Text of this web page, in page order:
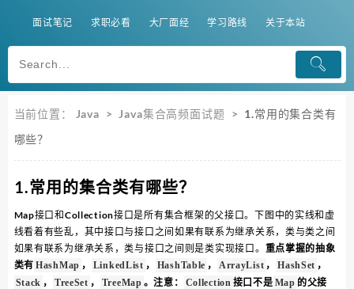
面试笔记 求职必看 大厂面经 学习路线 关于本站
当前位置： Java > Java集合高频面试题 > 1.常用的集合类有
哪些？
1.常用的集合类有哪些？
Map接口和Collection接口是所有集合框架的父接口。下图中的实线和虚
线看着有些乱，其中接口与接口之间如果有联系为继承关系，类与类之间
如果有联系为继承关系，类与接口之间则是类实现接口。 重点掌握的抽象
类有 HashMap ， LinkedList ， HashTable ， ArrayList ， HashSet ，
Stack ， TreeSet ， TreeMap 。注意： Collection 接口不是 Map 的父接